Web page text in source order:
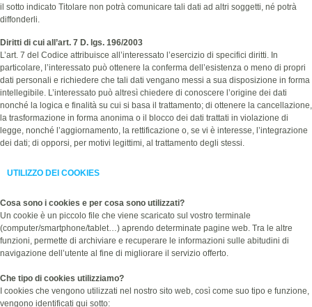
il sotto indicato Titolare non potrà comunicare tali dati ad altri soggetti, né potrà
diffonderli.
Diritti di cui all’art. 7 D. lgs. 196/2003
L’art. 7 del Codice attribuisce all’interessato l’esercizio di specifici diritti. In
particolare, l’interessato può ottenere la conferma dell’esistenza o meno di propri
dati personali e richiedere che tali dati vengano messi a sua disposizione in forma
intellegibile. L’interessato può altresì chiedere di conoscere l’origine dei dati
nonché la logica e finalità su cui si basa il trattamento; di ottenere la cancellazione,
la trasformazione in forma anonima o il blocco dei dati trattati in violazione di
legge, nonché l’aggiornamento, la rettificazione o, se vi è interesse, l’integrazione
dei dati; di opporsi, per motivi legittimi, al trattamento degli stessi.
UTILIZZO DEI COOKIES
Cosa sono i cookies e per cosa sono utilizzati?
Un cookie è un piccolo file che viene scaricato sul vostro terminale
(computer/smartphone/tablet…) aprendo determinate pagine web. Tra le altre
funzioni, permette di archiviare e recuperare le informazioni sulle abitudini di
navigazione dell’utente al fine di migliorare il servizio offerto.
Che tipo di cookies utilizziamo?
I cookies che vengono utilizzati nel nostro sito web, così come suo tipo e funzione,
vengono identificati qui sotto: